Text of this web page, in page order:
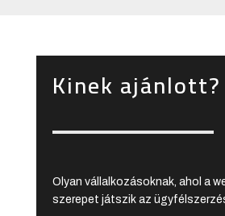
Kinek ajánlott?
Olyan vállalkozásoknak, ahol a
szerepet játszik az